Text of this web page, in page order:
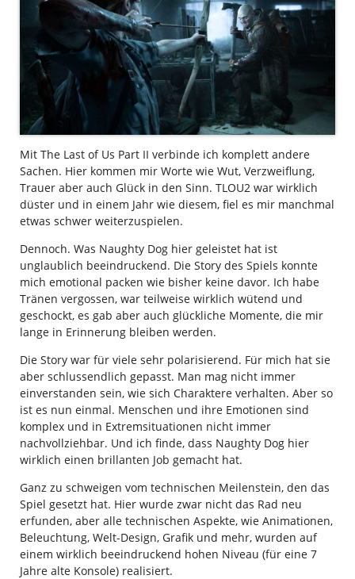
Mit The Last of Us Part II verbinde ich komplett andere
Sachen. Hier kommen mir Worte wie Wut, Verzweiflung,
Trauer aber auch Glück in den Sinn. TLOU2 war wirklich
düster und in einem Jahr wie diesem, fiel es mir manchmal
etwas schwer weiterzuspielen.
Dennoch. Was Naughty Dog hier geleistet hat ist
unglaublich beeindruckend. Die Story des Spiels konnte
mich emotional packen wie bisher keine davor. Ich habe
Tränen vergossen, war teilweise wirklich wütend und
geschockt, es gab aber auch glückliche Momente, die mir
lange in Erinnerung bleiben werden.
Die Story war für viele sehr polarisierend. Für mich hat sie
aber schlussendlich gepasst. Man mag nicht immer
einverstanden sein, wie sich Charaktere verhalten. Aber so
ist es nun einmal. Menschen und ihre Emotionen sind
komplex und in Extremsituationen nicht immer
nachvollziehbar. Und ich finde, dass Naughty Dog hier
wirklich einen brillanten Job gemacht hat.
Ganz zu schweigen vom technischen Meilenstein, den das
Spiel gesetzt hat. Hier wurde zwar nicht das Rad neu
erfunden, aber alle technischen Aspekte, wie Animationen,
Beleuchtung, Welt-Design, Grafik und mehr, wurden auf
einem wirklich beeindruckend hohen Niveau (für eine 7
Jahre alte Konsole) realisiert.